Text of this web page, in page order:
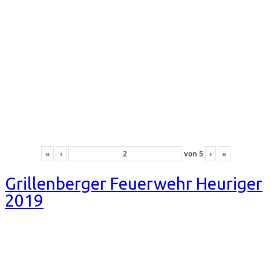
« ‹ von 5 › »
Grillenberger Feuerwehr Heuriger
2019